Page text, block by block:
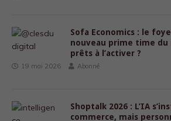
Sofa Economics : le
nouveau prime time du
prêts à l’activer ?
19 mai 2026 Abonné
Shoptalk 2026 : L’IA
commerce, mais